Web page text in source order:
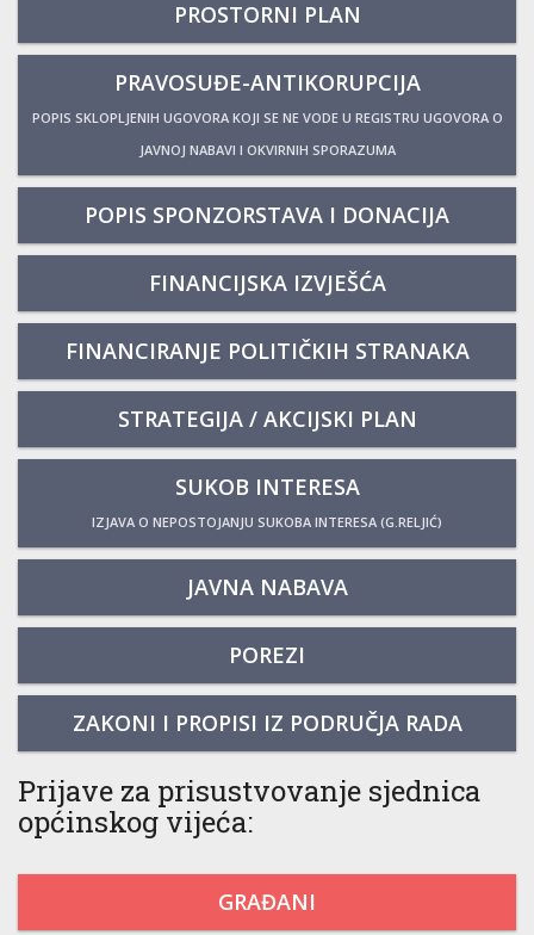
PROSTORNI PLAN
PRAVOSUĐE-ANTIKORUPCIJA
POPIS SKLOPLJENIH UGOVORA KOJI SE NE VODE U REGISTRU UGOVORA O
JAVNOJ NABAVI I OKVIRNIH SPORAZUMA
POPIS SPONZORSTAVA I DONACIJA
FINANCIJSKA IZVJEŠĆA
FINANCIRANJE POLITIČKIH STRANAKA
STRATEGIJA / AKCIJSKI PLAN
SUKOB INTERESA
IZJAVA O NEPOSTOJANJU SUKOBA INTERESA (G.RELJIĆ)
JAVNA NABAVA
POREZI
ZAKONI I PROPISI IZ PODRUČJA RADA
Prijave za prisustvovanje sjednica
općinskog vijeća:
GRAĐANI